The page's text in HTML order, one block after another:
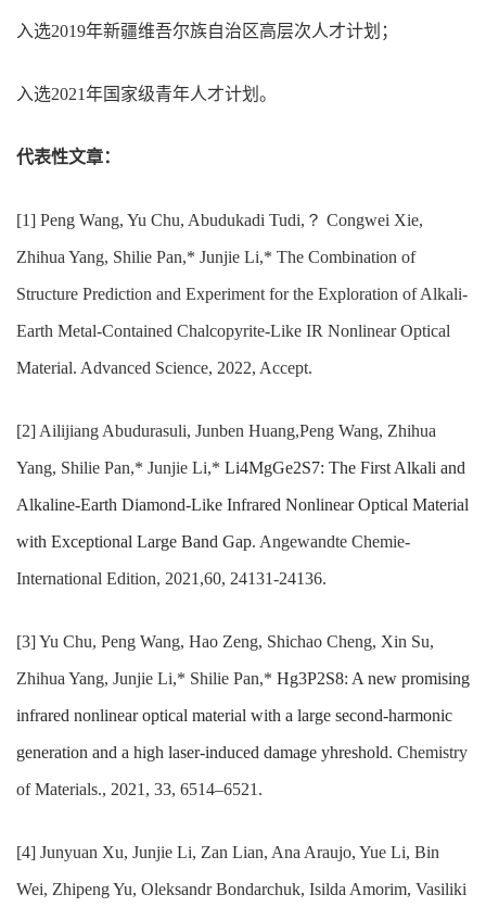
入选2019年新疆维吾尔族自治区高层次人才计划；
入选2021年国家级青年人才计划。
代表性文章：
[1] Peng Wang, Yu Chu, Abudukadi Tudi,？ Congwei Xie,
Zhihua Yang, Shilie Pan,* Junjie Li,* The Combination of
Structure Prediction and Experiment for the Exploration of Alkali-
Earth Metal-Contained Chalcopyrite-Like IR Nonlinear Optical
Material. Advanced Science, 2022, Accept.
[2] Ailijiang Abudurasuli, Junben Huang,Peng Wang, Zhihua
Yang, Shilie Pan,* Junjie Li,* Li4MgGe2S7: The First Alkali and
Alkaline-Earth Diamond-Like Infrared Nonlinear Optical Material
with Exceptional Large Band Gap. Angewandte Chemie-
International Edition, 2021,60, 24131-24136.
[3] Yu Chu, Peng Wang, Hao Zeng, Shichao Cheng, Xin Su,
Zhihua Yang, Junjie Li,* Shilie Pan,* Hg3P2S8: A new promising
infrared nonlinear optical material with a large second-harmonic
generation and a high laser-induced damage yhreshold. Chemistry
of Materials., 2021, 33, 6514–6521.
[4] Junyuan Xu, Junjie Li, Zan Lian, Ana Araujo, Yue Li, Bin
Wei, Zhipeng Yu, Oleksandr Bondarchuk, Isilda Amorim, Vasiliki